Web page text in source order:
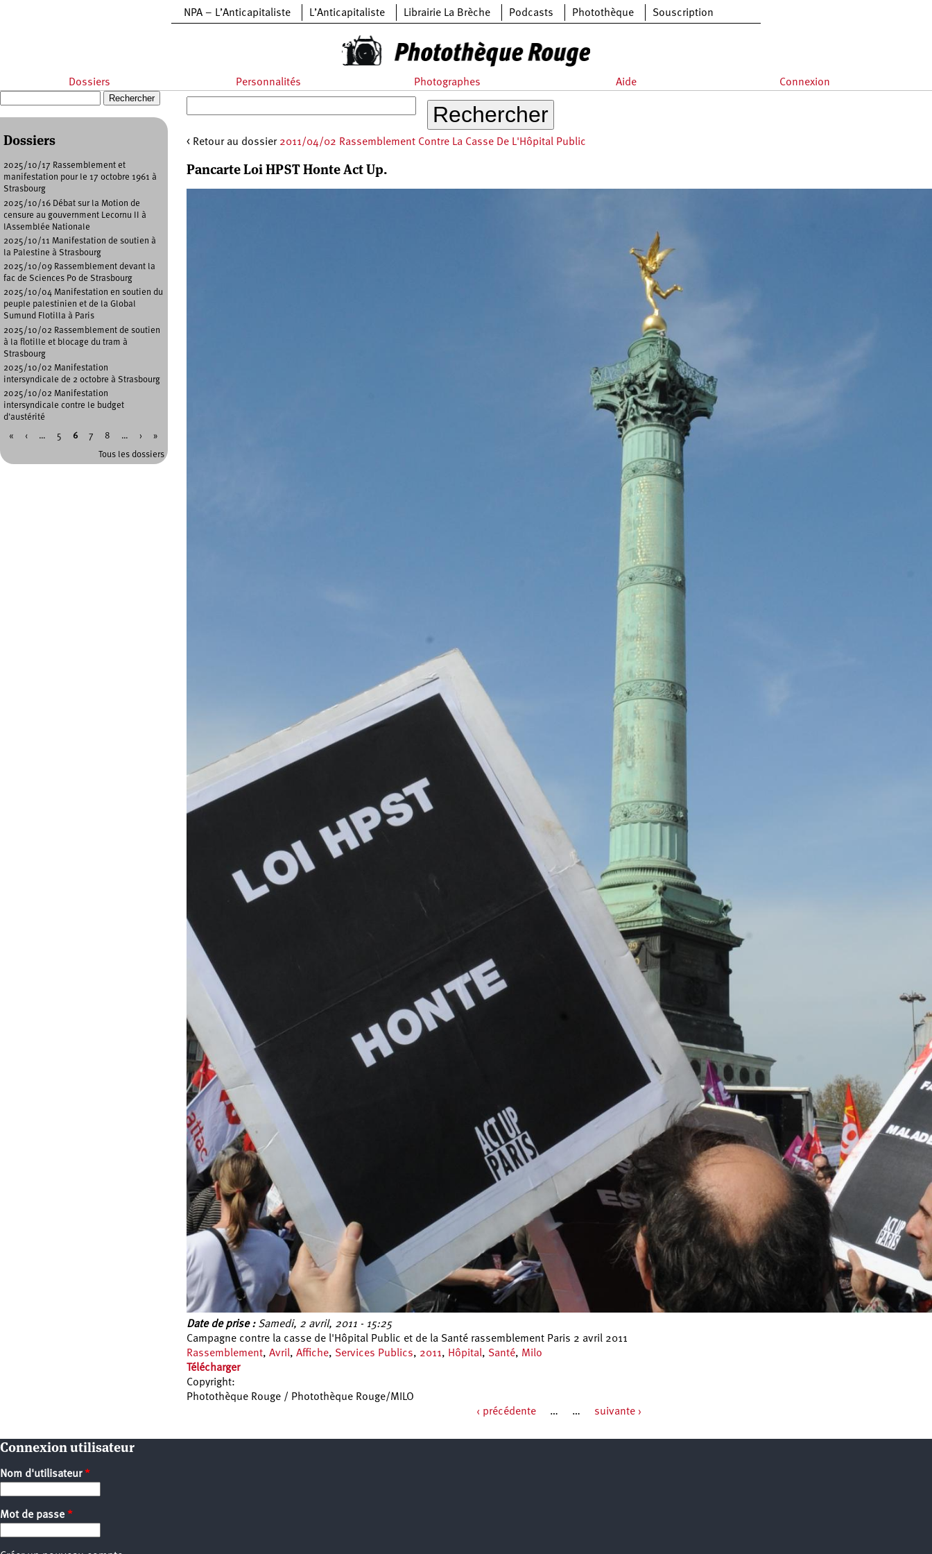
NPA – L’Anticapitaliste L’Anticapitaliste Librairie La Brèche Podcasts Photothèque Souscription
Dossiers Personnalités Photographes Aide Connexion
< Retour au dossier 2011/04/02 Rassemblement Contre La Casse De L'Hôpital Public
Pancarte Loi HPST Honte Act Up.
Date de prise : Samedi, 2 avril, 2011 - 15:25
Campagne contre la casse de l'Hôpital Public et de la Santé rassemblement Paris 2 avril 2011
Rassemblement, Avril, Affiche, Services Publics, 2011, Hôpital, Santé, Milo
Télécharger
Copyright:
Photothèque Rouge / Photothèque Rouge/MILO
‹ précédente … … suivante ›
Formulaire de recherche
Dossiers
2025/10/17 Rassemblement et
manifestation pour le 17 octobre 1961 à
Strasbourg
2025/10/16 Débat sur la Motion de
censure au gouvernment Lecornu II à
lAssemblée Nationale
2025/10/11 Manifestation de soutien à
la Palestine à Strasbourg
2025/10/09 Rassemblement devant la
fac de Sciences Po de Strasbourg
2025/10/04 Manifestation en soutien du
peuple palestinien et de la Global
Sumund Flotilla à Paris
2025/10/02 Rassemblement de soutien
à la flotille et blocage du tram à
Strasbourg
2025/10/02 Manifestation
intersyndicale de 2 octobre à Strasbourg
2025/10/02 Manifestation
intersyndicale contre le budget
d'austérité
« ‹ … 5 6 7 8 … › »
Tous les dossiers
Connexion utilisateur
Nom d'utilisateur*
Mot de passe *